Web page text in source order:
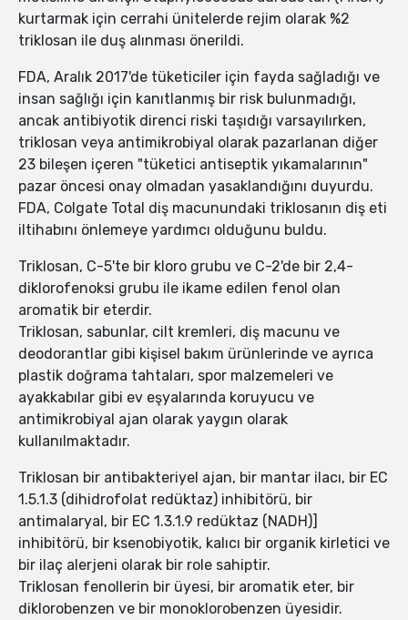
kurtarmak için cerrahi ünitelerde rejim olarak %2
triklosan ile duş alınması önerildi.
FDA, Aralık 2017'de tüketiciler için fayda sağladığı ve
insan sağlığı için kanıtlanmış bir risk bulunmadığı,
ancak antibiyotik direnci riski taşıdığı varsayılırken,
triklosan veya antimikrobiyal olarak pazarlanan diğer
23 bileşen içeren "tüketici antiseptik yıkamalarının"
pazar öncesi onay olmadan yasaklandığını duyurdu.
FDA, Colgate Total diş macunundaki triklosanın diş eti
iltihabını önlemeye yardımcı olduğunu buldu.
Triklosan, C-5'te bir kloro grubu ve C-2'de bir 2,4-
diklorofenoksi grubu ile ikame edilen fenol olan
aromatik bir eterdir.
Triklosan, sabunlar, cilt kremleri, diş macunu ve
deodorantlar gibi kişisel bakım ürünlerinde ve ayrıca
plastik doğrama tahtaları, spor malzemeleri ve
ayakkabılar gibi ev eşyalarında koruyucu ve
antimikrobiyal ajan olarak yaygın olarak
kullanılmaktadır.
Triklosan bir antibakteriyel ajan, bir mantar ilacı, bir EC
1.5.1.3 (dihidrofolat redüktaz) inhibitörü, bir
antimalaryal, bir EC 1.3.1.9 redüktaz (NADH)]
inhibitörü, bir ksenobiyotik, kalıcı bir organik kirletici ve
bir ilaç alerjeni olarak bir role sahiptir.
Triklosan fenollerin bir üyesi, bir aromatik eter, bir
diklorobenzen ve bir monoklorobenzen üyesidir.